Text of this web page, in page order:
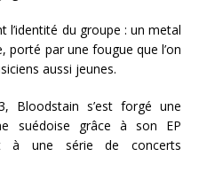
l’identité du groupe : un metal
porté par une fougue que l’on
aussi jeunes.
Bloodstain s’est forgé une
suédoise grâce à son EP
à une série de concerts